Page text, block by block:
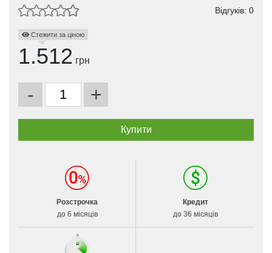
Відгуків: 0
Стежити за ціною
1.512 грн
- +
Розстрочка
до 6 місяців
Кредит
до 36 місяців